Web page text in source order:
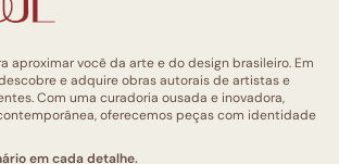
aproximar você da arte e do design brasileiro. Em
e adquire obras autorais de artistas e
Com uma curadoria ousada e inovadora,
oferecemos peças com identidade
em cada detalhe.